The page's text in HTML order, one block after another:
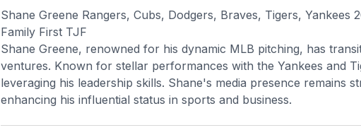
Shane Greene Rangers, Cubs, Dodgers, Braves, Tigers, Yankees
Family First TJF
Shane Greene, renowned for his dynamic MLB pitching, has
ventures. Known for stellar performances with the Yankees and
leveraging his leadership skills. Shane's media presence remains
enhancing his influential status in sports and business.